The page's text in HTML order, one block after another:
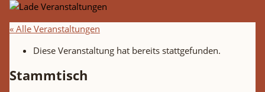
« Alle Veranstaltungen
Diese Veranstaltung hat bereits stattgefunden.
Stammtisch